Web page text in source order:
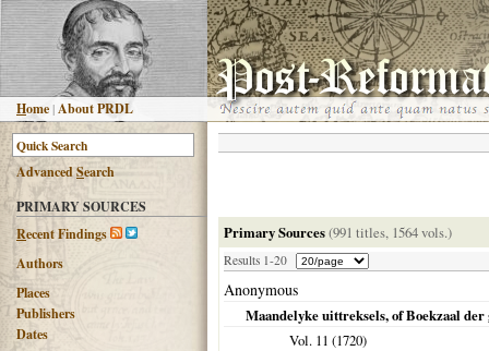
Home |About PRDL
AdvancedSearch
PRIMARY SOURCES
Recent Findings
Authors
Places
Publishers
Dates
Primary Sources(991 titles, 1564 vols.)
Results 1-20
Anonymous
Maandelyke uittreksels, of Boekzaal
Vol. 11 (1720)